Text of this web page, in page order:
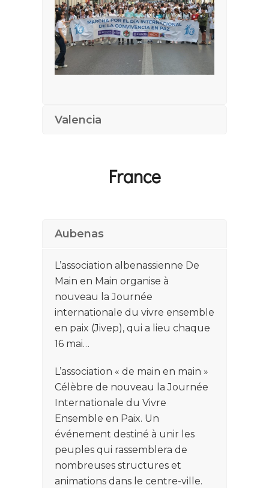
Valencia
France
Aubenas
L’association albenassienne De
Main en Main organise à
nouveau la Journée
internationale du vivre ensemble
en paix (Jivep), qui a lieu chaque
16 mai…
L’association « de main en main »
Célèbre de nouveau la Journée
Internationale du Vivre
Ensemble en Paix. Un
événement destiné à unir les
peuples qui rassemblera de
nombreuses structures et
animations dans le centre-ville.